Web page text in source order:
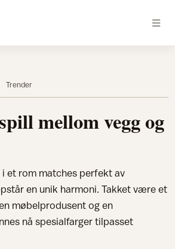
Trender
mellom vegg og
i et rom matches perfekt av
en unik harmoni. Takket være et
møbelprodusent og en
nå spesialfarger tilpasset